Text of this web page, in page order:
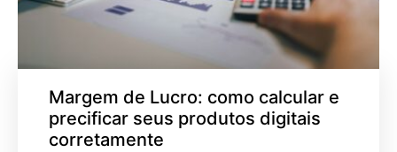
Margem de Lucro: como calcular e
precificar seus produtos digitais
corretamente